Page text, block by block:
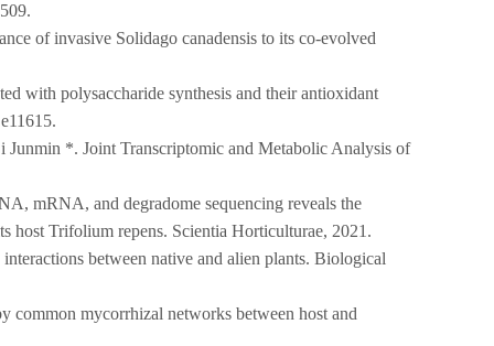
of invasive Solidago canadensis to its co-evolved
with polysaccharide synthesis and their antioxidant
*. Joint Transcriptomic and Metabolic Analysis of
mRNA, and degradome sequencing reveals the
host Trifolium repens. Scientia Horticulturae, 2021.
between native and alien plants. Biological
mycorrhizal networks between host and